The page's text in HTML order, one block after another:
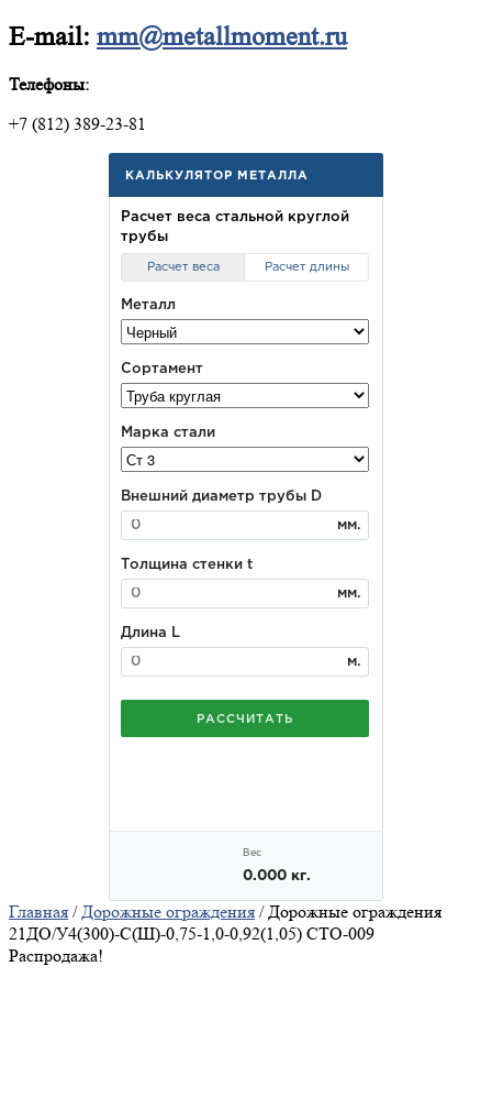
E-mail: mm@metallmoment.ru
Телефоны:
+7 (812) 389-23-81
Главная /Дорожные ограждения / Дорожные ограждения
21ДО/У4(300)-С(Ш)-0,75-1,0-0,92(1,05) СТО-009
Распродажа!